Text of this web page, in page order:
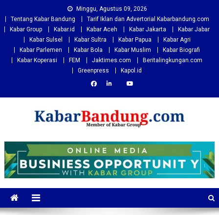
to
content
Minggu, Agustus 09, 2026
Tentang Kabar Bandung
Tarif Iklan dan Advertorial Kabarbandung.com
Kabar Group
Kabar.id Kabar Aceh Kabar Jakarta
Kabar Jabar
Kabar Sulsel
Kabar Sultra Kabar Papua
Kabar Agri
Kabar Parlemen
Kabar Bola Kabar Muslim
Kabar Biografi
Kabar Koperasi
FEM Jaktimes.com
Beritalingkungan.com
Greenpress
Kapol.id
Kabarbandung.com